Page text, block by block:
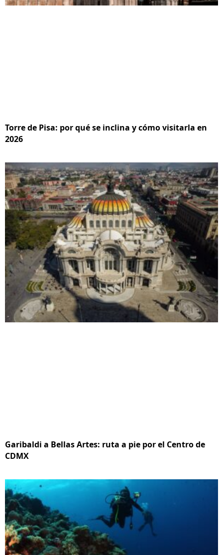
Torre de Pisa: por qué se inclina y cómo visitarla en
2026
Garibaldi a Bellas Artes: ruta a pie por el Centro de
CDMX